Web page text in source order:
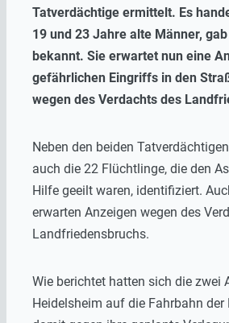
Tatverdächtige ermittelt. Es
19 und 23 Jahre alte Männer,
bekannt. Sie erwartet nun eine
gefährlichen Eingriffs in den
wegen des Verdachts des
Neben den beiden
auch die 22 Flüchtlinge, die den
Hilfe geeilt waren, identifiziert.
erwarten Anzeigen wegen des
Landfriedensbruchs.
Wie berichtet hatten sich die zwei
Heidelsheim auf die Fahrbahn der